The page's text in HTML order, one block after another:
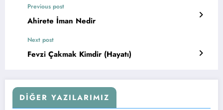
Previous post
Ahirete İman Nedir
Next post
Fevzi Çakmak Kimdir (Hayatı)
DIĞER YAZILARIMIZ